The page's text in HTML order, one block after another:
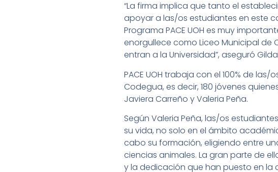
“La firma implica que tanto el
apoyar a las/os estudiantes en este
Programa PACE UOH es muy
enorgullece como Liceo Municipal
entran a la Universidad”, aseguró
PACE UOH trabaja con el 100% de
Codegua, es decir, 180 jóvenes
Javiera Carreño y Valeria Peña.
Según Valeria Peña, las/os
su vida, no solo en el ámbito
cabo su formación, eligiendo entre
ciencias animales. La gran parte de
y la dedicación que han puesto en la